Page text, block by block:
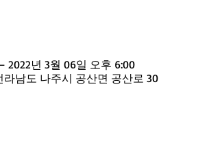
2022년 3월 06일 오후 6:00
남도 나주시 공산면 공산로 30